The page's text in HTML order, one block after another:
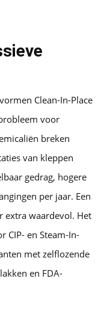
Clean-In-Place
voor
breken
van kleppen
gedrag, hogere
per jaar. Een
extra waardevol. Het
CIP- en Steam-In-
met zelflozende
en FDA-